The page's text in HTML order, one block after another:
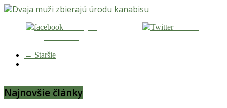
Tweetni
← Staršie
Najnovšie články